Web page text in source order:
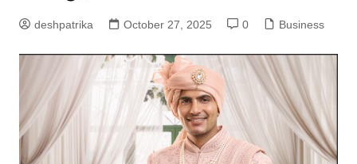
deshpatrika October 27, 2025 0 Business